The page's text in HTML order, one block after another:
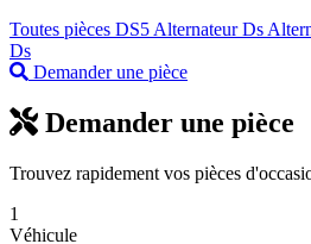
Toutes pièces DS5 Alternateur Ds
Ds
Demander une pièce
Demander une pièce
Trouvez rapidement vos pièces
1
Véhicule